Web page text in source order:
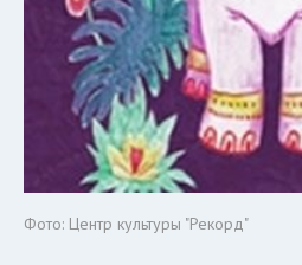
Фото: Центр культуры "Рекорд"